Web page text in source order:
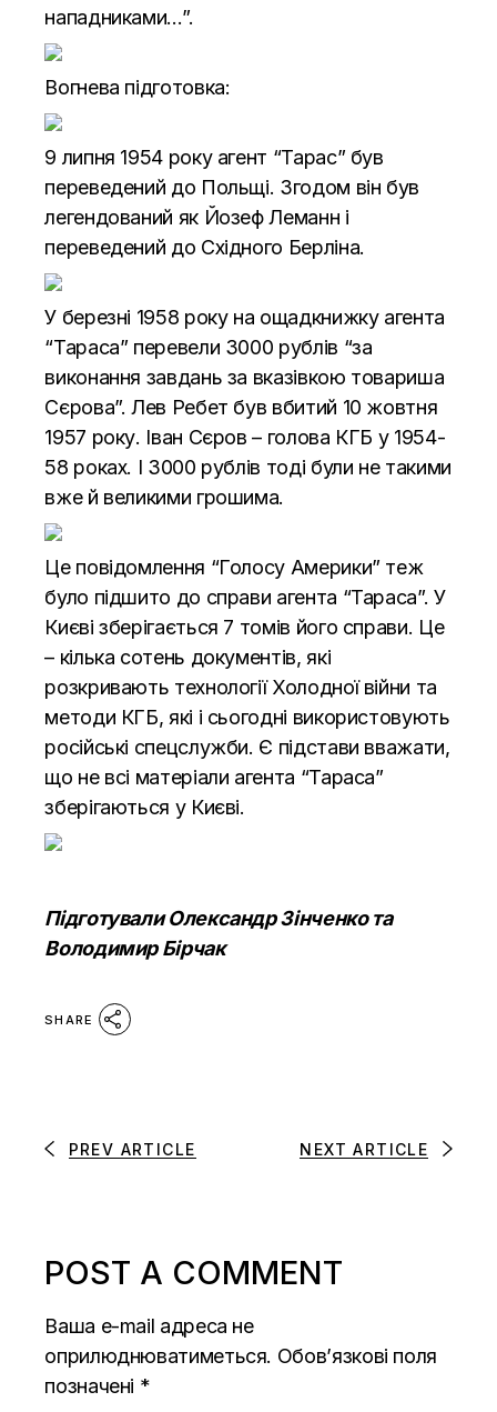
нападниками…”.
Вогнева підготовка:
9 липня 1954 року агент “Тарас” був
переведений до Польщі. Згодом він був
легендований як Йозеф Леманн і
переведений до Східного Берліна.
У березні 1958 року на ощадкнижку агента
“Тараса” перевели 3000 рублів “за
виконання завдань за вказівкою товариша
Сєрова”. Лев Ребет був вбитий 10 жовтня
1957 року. Іван Сєров – голова КГБ у 1954-
58 роках. І 3000 рублів тоді були не такими
вже й великими грошима.
Це повідомлення “Голосу Америки” теж
було підшито до справи агента “Тараса”. У
Києві зберігається 7 томів його справи. Це
– кілька сотень документів, які
розкривають технології Холодної війни та
методи КГБ, які і сьогодні використовують
російські спецслужби. Є підстави вважати,
що не всі матеріали агента “Тараса”
зберігаються у Києві.
Підготували Олександр Зінченко та
Володимир Бірчак
SHARE
PREV ARTICLE NEXT ARTICLE
POST A COMMENT
Ваша e-mail адреса не
оприлюднюватиметься. Обов’язкові поля
позначені *